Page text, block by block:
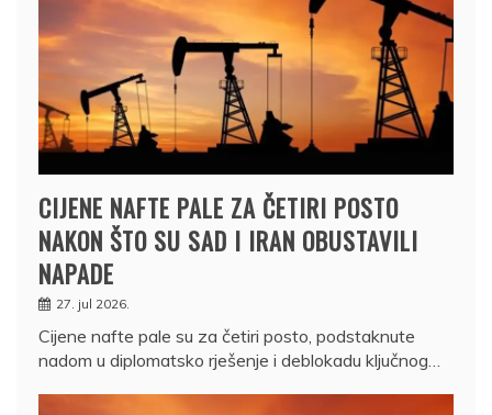
CIJENE NAFTE PALE ZA ČETIRI POSTO
NAKON ŠTO SU SAD I IRAN OBUSTAVILI
NAPADE
27. jul 2026.
Cijene nafte pale su za četiri posto, podstaknute
nadom u diplomatsko rješenje i deblokadu ključnog…